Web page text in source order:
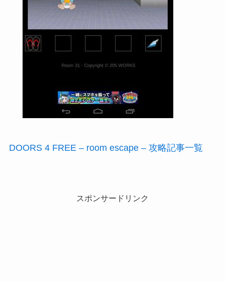
DOORS 4 FREE – room escape – 攻略記事一覧
スポンサードリンク